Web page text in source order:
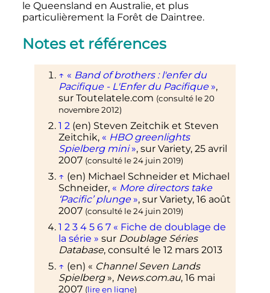
le Queensland en Australie, et plus
particulièrement la Forêt de Daintree.
Notes et références
↑ « Band of brothers : l'enfer du
Pacifique - L'Enfer du Pacifique »,
sur Toutelatele.com (consulté le20
novembre 2012)
1 2 (en) Steven Zeitchiket Steven
Zeitchik, « HBO greenlights
Spielberg mini », sur Variety, 25 avril
2007 (consulté le24 juin 2019)
↑ (en) Michael Schneideret Michael
Schneider, « More directors take
‘Pacific’ plunge », sur Variety, 16 août
2007 (consulté le24 juin 2019)
1 2 3 4 5 6 7 « Fiche de doublage de
la série » sur Doublage Séries
Database, consulté le 12 mars 2013
↑ (en) « Channel Seven Lands
Spielberg », News.com.au, 16 mai
2007 (lire en ligne)